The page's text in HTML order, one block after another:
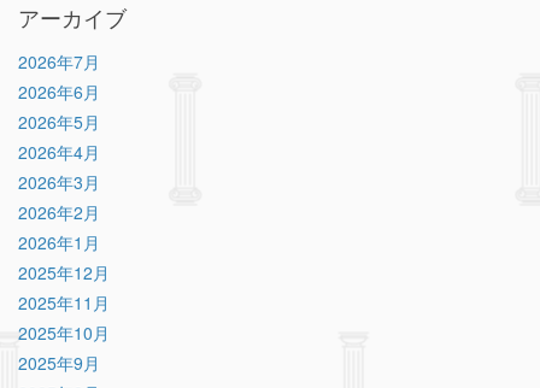
アーカイブ
2026年7月
2026年6月
2026年5月
2026年4月
2026年3月
2026年2月
2026年1月
2025年12月
2025年11月
2025年10月
2025年9月